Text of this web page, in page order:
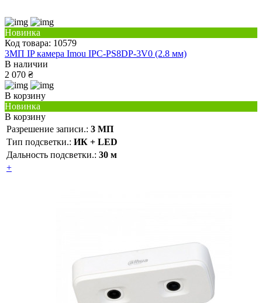
Новинка
Код товара: 10579
3МП IP камера Imou IPC-PS8DP-3V0 (2.8 мм)
В наличии
2 070 ₴
В корзину
Новинка
В корзину
Разрешение записи.: 3 МП
Тип подсветки.: ИК + LED
Дальность подсветки.: 30 м
+